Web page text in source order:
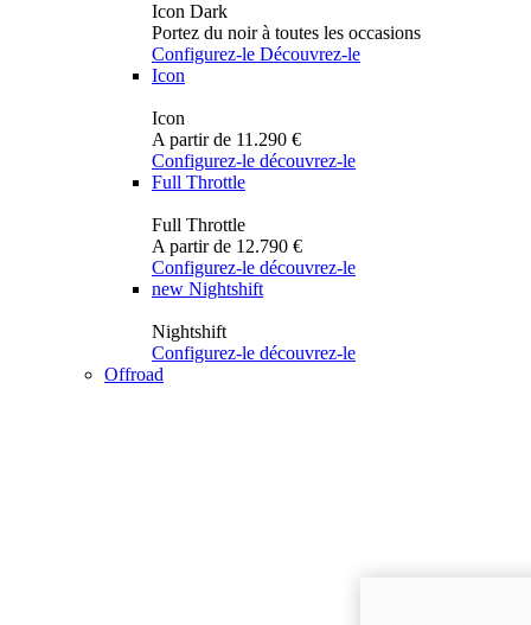
Icon Dark
Portez du noir à toutes les occasions
Configurez-le Découvrez-le
Icon
Icon
A partir de 11.290 €
Configurez-le découvrez-le
Full Throttle
Full Throttle
A partir de 12.790 €
Configurez-le découvrez-le
new Nightshift
Nightshift
Configurez-le découvrez-le
Offroad